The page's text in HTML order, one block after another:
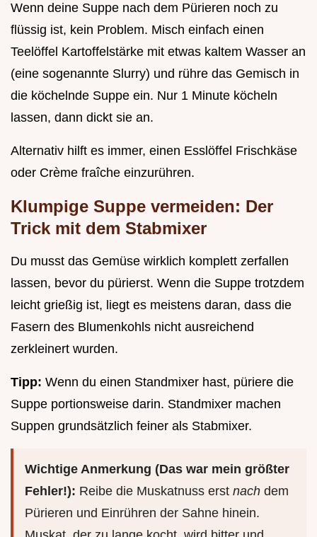
Wenn deine Suppe nach dem Pürieren noch zu
flüssig ist, kein Problem. Misch einfach einen
Teelöffel Kartoffelstärke mit etwas kaltem Wasser an
(eine sogenannte Slurry) und rühre das Gemisch in
die köchelnde Suppe ein. Nur 1 Minute köcheln
lassen, dann dickt sie an.
Alternativ hilft es immer, einen Esslöffel Frischkäse
oder Crème fraîche einzurühren.
Klumpige Suppe vermeiden: Der
Trick mit dem Stabmixer
Du musst das Gemüse wirklich komplett zerfallen
lassen, bevor du pürierst. Wenn die Suppe trotzdem
leicht grießig ist, liegt es meistens daran, dass die
Fasern des Blumenkohls nicht ausreichend
zerkleinert wurden.
Tipp: Wenn du einen Standmixer hast, püriere die
Suppe portionsweise darin. Standmixer machen
Suppen grundsätzlich feiner als Stabmixer.
Wichtige Anmerkung (Das war mein größter
Fehler!): Reibe die Muskatnuss erst nach dem
Pürieren und Einrühren der Sahne hinein.